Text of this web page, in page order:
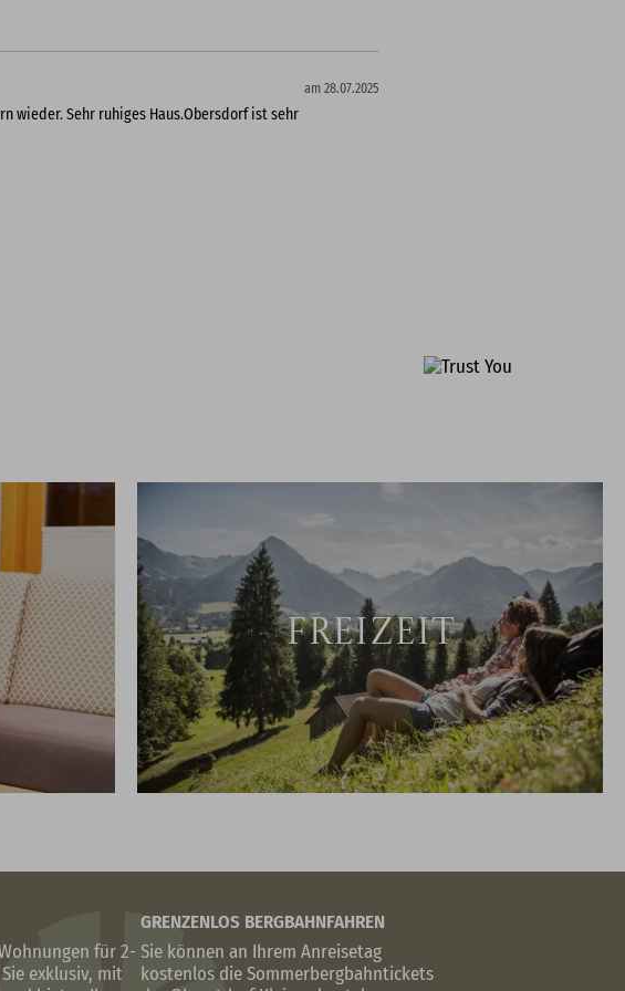
am 28.07.2025
wieder. Sehr ruhiges Haus.Obersdorf ist sehr
FREIZEIT
für 2-
exklusiv, mit
GRENZENLOS BERGBAHNFAHREN
Sie können an Ihrem Anreisetag
kostenlos die Sommerbergbahntickets